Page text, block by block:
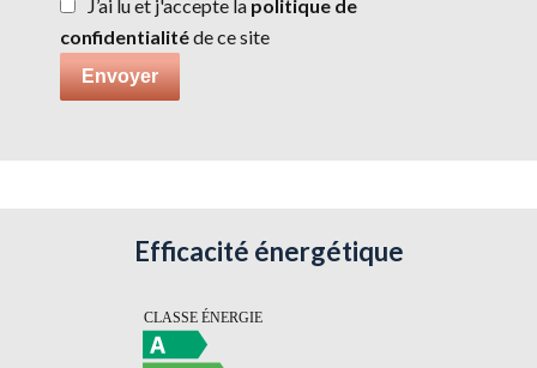
J’ai lu et j'accepte la politique de
confidentialitéde ce site
Envoyer
Efficacité énergétique